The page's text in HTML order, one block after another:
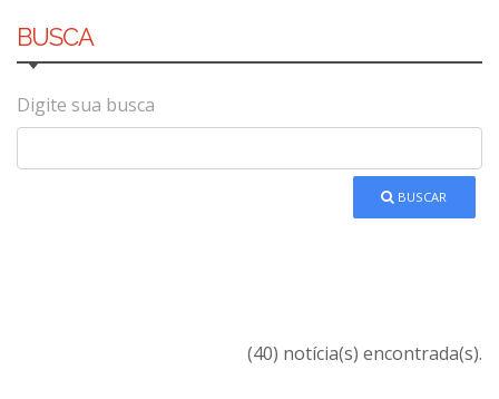
BUSCA
Digite sua busca
BUSCAR
(40) notícia(s) encontrada(s).